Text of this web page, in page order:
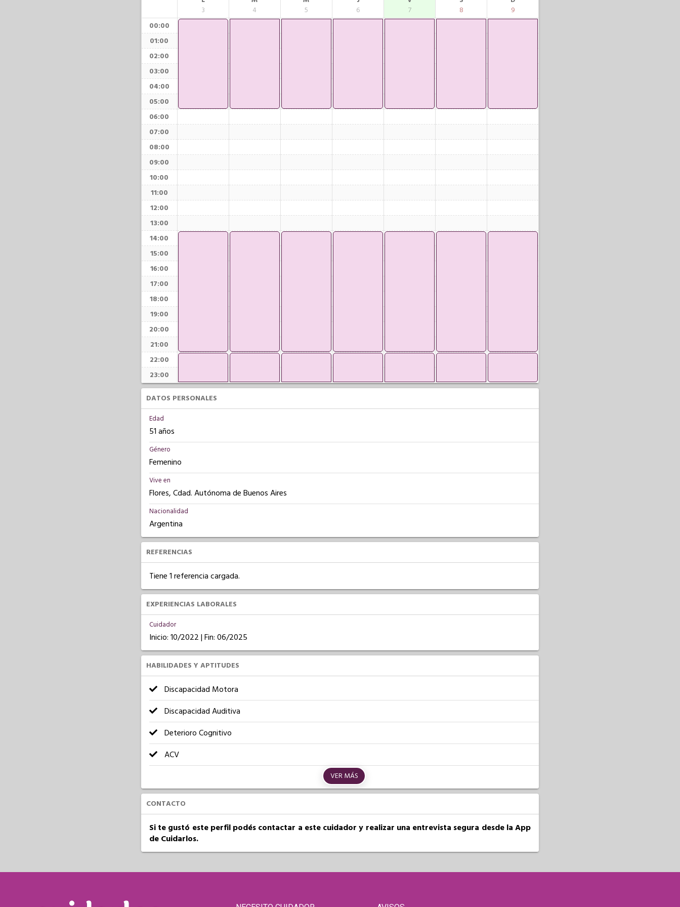
3
4
5
6
7
8
9
00:00
01:00
02:00
03:00
04:00
05:00
06:00
07:00
08:00
09:00
10:00
11:00
12:00
13:00
14:00
15:00
16:00
17:00
18:00
19:00
20:00
21:00
22:00
23:00
DATOS PERSONALES
Edad
51 años
Género
Femenino
Vive en
Flores, Cdad. Autónoma de Buenos Aires
Nacionalidad
Argentina
REFERENCIAS
Tiene 1 referencia cargada.
EXPERIENCIAS LABORALES
Cuidador
Inicio: 10/2022 | Fin: 06/2025
HABILIDADES Y APTITUDES
Discapacidad Motora
Discapacidad Auditiva
Deterioro Cognitivo
ACV
VER MÁS
CONTACTO
Si te gustó este perfil podés contactar a este cuidador y realizar una entrevista segura desde la App
de Cuidarlos.